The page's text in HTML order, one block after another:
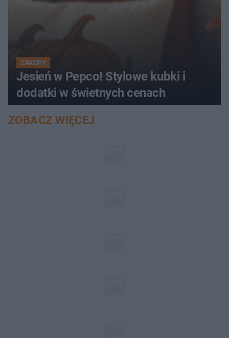
ZAKUPY
Jesień w Pepco! Stylowe kubki i
dodatki w świetnych cenach
ZOBACZ WIĘCEJ